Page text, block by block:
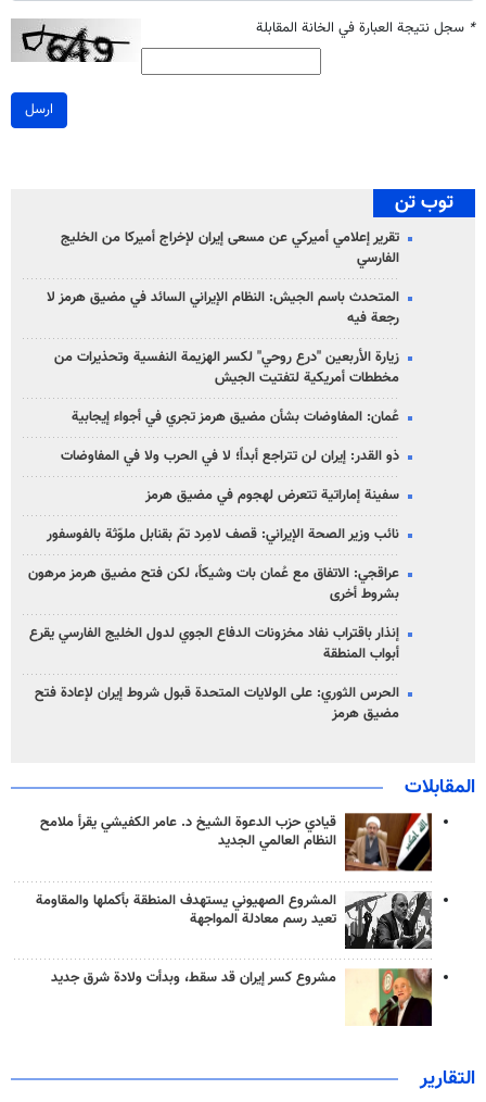
* سجل نتيجة العبارة في الخانة المقابلة
ارسل
توب تن
تقرير إعلامي أميركي عن مسعى إيران لإخراج أميركا من الخليج
الفارسي
المتحدث باسم الجيش: النظام الإيراني السائد في مضيق هرمز لا
رجعة فيه
زيارة الأربعين "درع روحي" لكسر الهزيمة النفسية وتحذيرات من
مخططات أمريكية لتفتيت الجيش
عُمان: المفاوضات بشأن مضيق هرمز تجري في أجواء إيجابية
ذو القدر: إيران لن تتراجع أبداً؛ لا في الحرب ولا في المفاوضات
سفينة إماراتية تتعرض لهجوم في مضيق هرمز
نائب وزير الصحة الإيراني: قصف لامِرد تمّ بقنابل ملوّثة بالفوسفور
عراقجي: الاتفاق مع عُمان بات وشيكاً، لكن فتح مضيق هرمز مرهون
بشروط أخرى
إنذار باقتراب نفاد مخزونات الدفاع الجوي لدول الخليج الفارسي يقرع
أبواب المنطقة
الحرس الثوري: على الولايات المتحدة قبول شروط إيران لإعادة فتح
مضيق هرمز
المقابلات
قيادي حزب الدعوة الشيخ د. عامر الكفيشي يقرأ ملامح
النظام العالمي الجديد
المشروع الصهيوني يستهدف المنطقة بأكملها والمقاومة
تعيد رسم معادلة المواجهة
مشروع كسر إيران قد سقط، وبدأت ولادة شرق جديد
التقارير